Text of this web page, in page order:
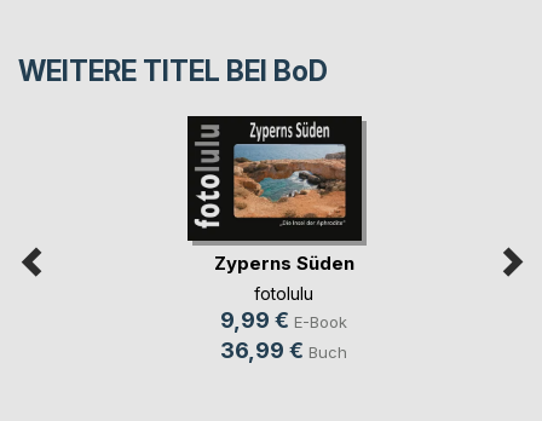
WEITERE TITEL BEI BoD
Zyperns Süden
fotolulu
9,99 € E-Book
36,99 € Buch